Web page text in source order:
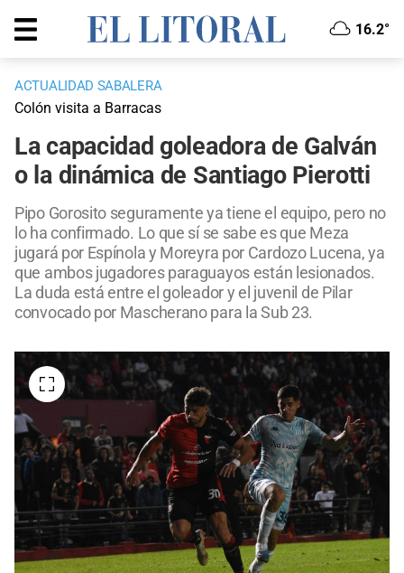
16.2°
ACTUALIDAD SABALERA
Colón visita a Barracas
La capacidad goleadora de Galván
o la dinámica de Santiago Pierotti
Pipo Gorosito seguramente ya tiene el equipo, pero no
lo ha confirmado. Lo que sí se sabe es que Meza
jugará por Espínola y Moreyra por Cardozo Lucena, ya
que ambos jugadores paraguayos están lesionados.
La duda está entre el goleador y el juvenil de Pilar
convocado por Mascherano para la Sub 23.